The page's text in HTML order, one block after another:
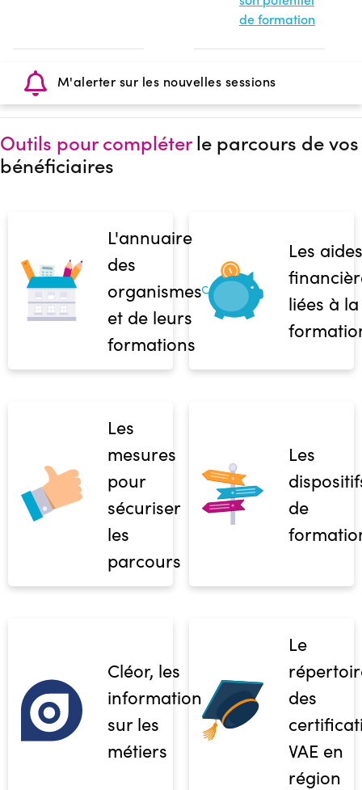
de formation
M'alerter sur les nouvelles sessions
Outils pour compléterle parcours de vos
bénéficiaires
L'annuaire
des
organismes
et de leurs
formations
Les aides
liées à la
Les
mesures
pour
sécuriser
les
parcours
Les
de
Cléor, les
informations
sur les
métiers
Le
des
VAE en
région